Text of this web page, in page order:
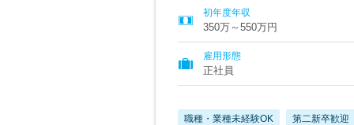
初年度年収
350万～550万円
雇用形態
正社員
職種・業種未経験OK 第二新卒歓迎